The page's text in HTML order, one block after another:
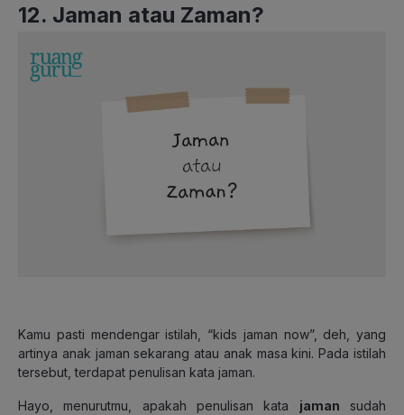
12. Jaman atau Zaman?
Kamu pasti mendengar istilah, “kids jaman now”, deh, yang
artinya anak jaman sekarang atau anak masa kini. Pada istilah
tersebut, terdapat penulisan kata jaman.
Hayo, menurutmu, apakah penulisan kata jaman sudah